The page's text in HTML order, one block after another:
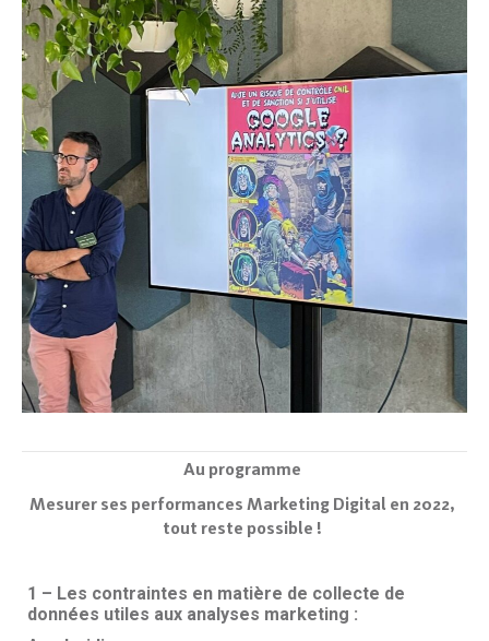
Au programme
Mesurer ses performances Marketing Digital en 2022,
tout reste possible !
1 – Les contraintes en matière de collecte de
données utiles aux analyses marketing :